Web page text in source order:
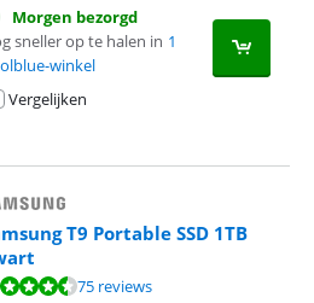
Morgen bezorgd
sneller op te halen in 1
winkel
Vergelijken
T9 Portable SSD 1TB
op 75 reviews.
75 reviews